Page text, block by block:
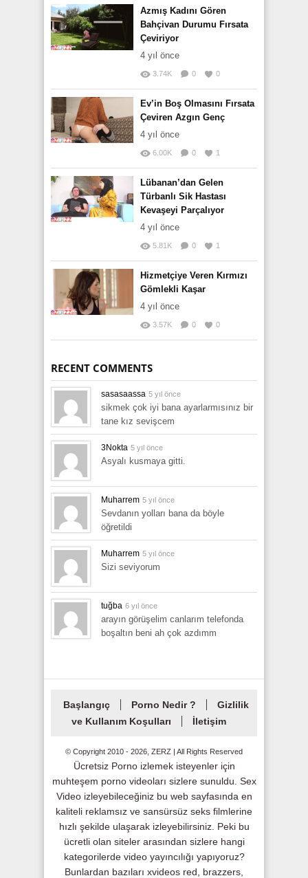
Azmış Kadını Gören
Bahçivan Durumu Fırsata
Çeviriyor
4 yıl önce
3.74K 0 0
Ev’in Boş Olmasını Fırsata
Çeviren Azgın Genç
4 yıl önce
6.00K 0 1
Lübanan’dan Gelen
Türbanlı Sik Hastası
Kevaşeyi Parçalıyor
4 yıl önce
5.81K 0 1
Hizmetçiye Veren Kırmızı
Gömlekli Kaşar
4 yıl önce
3.57K 0 0
RECENT COMMENTS
sasasaassa 5 yıl önce
sikmek çok iyi bana ayarlarmısınız bir
tane kız sevişcem
3Nokta 5 yıl önce
Asyalı kusmaya gitti.
Muharrem 5 yıl önce
Sevdanın yolları bana da böyle
öğretildi
Muharrem 5 yıl önce
Sizi seviyorum
tuğba 6 yıl önce
arayın görüşelim canlarım telefonda
boşaltın beni ah çok azdımm
Başlangıç Porno Nedir ?
Gizlilik
ve Kullanım Koşulları
İletişim
© Copyright 2010 - 2026, ZERZ | All Rights Reserved
Ücretsiz Porno izlemek isteyenler için
muhteşem porno videoları sizlere sunuldu. Sex
Video izleyebileceğiniz bu web sayfasında en
kaliteli reklamsız ve sansürsüz seks filmlerine
hızlı şekilde ulaşarak izleyebilirsiniz. Peki bu
ücretli olan siteler arasından sizlere hangi
kategorilerde video yayıncılığı yapıyoruz?
Bunlardan bazıları xvideos red, brazzers,